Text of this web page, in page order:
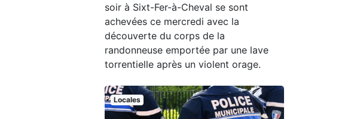
soir à Sixt-Fer-à-Cheval se sont
achevées ce mercredi avec la
découverte du corps de la
randonneuse emportée par une lave
torrentielle après un violent orage.
Locales